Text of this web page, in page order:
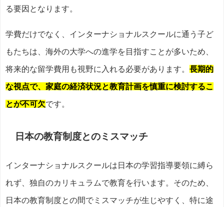
る要因となります。
学費だけでなく、インターナショナルスクールに通う子ど
もたちは、海外の大学への進学を目指すことが多いため、
将来的な留学費用も視野に入れる必要があります。 長期的
な視点で、家庭の経済状況と教育計画を慎重に検討するこ
とが不可欠です。
日本の教育制度とのミスマッチ
インターナショナルスクールは日本の学習指導要領に縛ら
れず、独自のカリキュラムで教育を行います。そのため、
日本の教育制度との間でミスマッチが生じやすく、特に途